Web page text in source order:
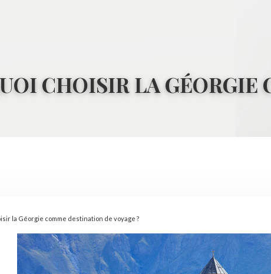
CHOISIR LA
la Géorgie comme destination de voyage ?